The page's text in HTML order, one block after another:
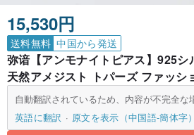
15,530円
送料無料 中国から発送
弥谙【アンモナイトピアス】925シ
天然アメジスト トパーズ ファッシ
自動翻訳されているため、内容が不完全な
英語に翻訳
原文を表示（中国語-簡体字）